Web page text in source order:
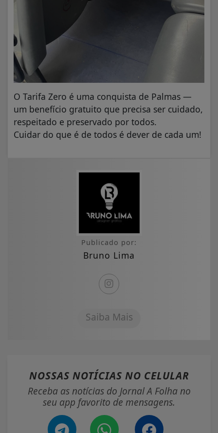
O Tarifa Zero é uma conquista de Palmas —
um benefício gratuito que precisa ser cuidado,
respeitado e preservado por todos.
Cuidar do que é de todos é dever de cada um!
Publicado por:
Bruno Lima
Saiba Mais
NOSSAS NOTÍCIAS NO CELULAR
Receba as notícias do Jornal A Folha no
seu app favorito de mensagens.